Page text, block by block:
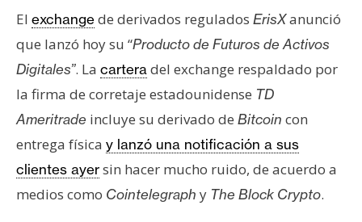
i
t
c
i
n
E
t
El exchangede derivados regulados ErisXanunció
que lanzó hoy su “Producto de Futuros de Activos
Digitales”. La cartera del exchange respaldado por
la firma de corretaje estadounidense TD
Ameritrade incluye su derivado de Bitcoin con
entrega física y lanzó una notificación a sus
clientes ayersin hacer mucho ruido, de acuerdo a
medios como Cointelegraph y The Block Crypto.